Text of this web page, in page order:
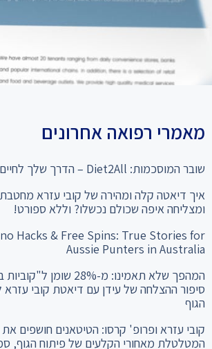
מאמרי רפואה אחרונים
שובר המוסכמות: Diet2All – הדרך שלך לחיים חדשים
איך דיאטה קלה ומהירה של קובי עזרא
ומצליחה איפה שכולם נכשלו? וללא ספורט!
Hacks & Free Spins: True Stories for
Aussie Punters in Australia
המהפך שלא תאמינו: מ-28% שומן
סיפור ההצלחה של עידן עם דיאטת קובי עזרא
הגוף
קובי עזרא ופרופ' קרסו: הטיטאנים חושפים
המטלטלת מאחורי הקלעים של פיתוח הגוף,